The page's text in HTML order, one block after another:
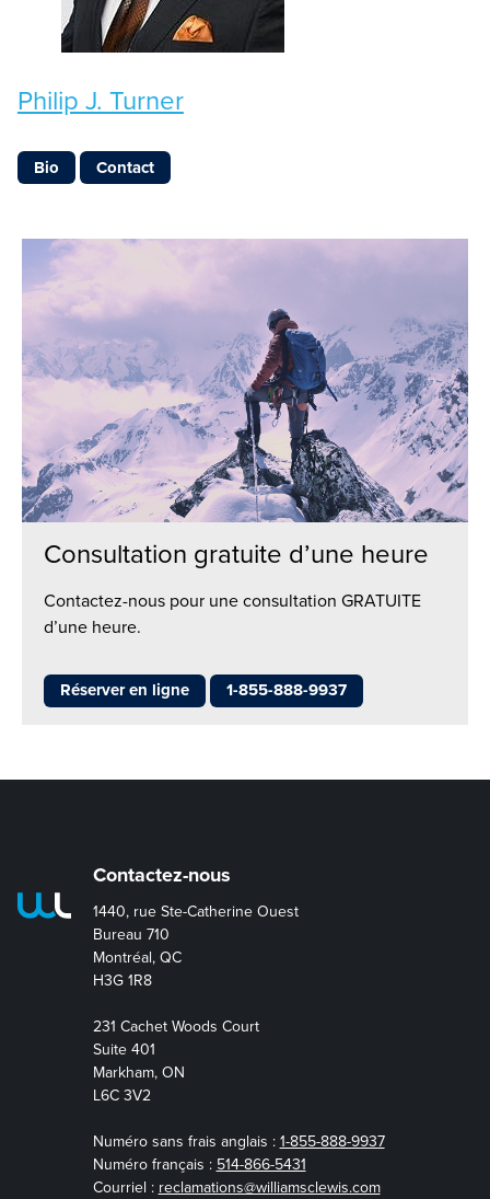
Philip J. Turner
Bio Contact
Consultation gratuite d’une heure
Contactez-nous pour une consultation GRATUITE
d’une heure.
Réserver en ligne 1-855-888-9937
Contactez-nous
1440, rue Ste-Catherine Ouest
Bureau 710
Montréal, QC
H3G 1R8
231 Cachet Woods Court
Suite 401
Markham, ON
L6C 3V2
Numéro sans frais anglais : 1-855-888-9937
Numéro français : 514-866-5431
Courriel : reclamations@williamsclewis.com